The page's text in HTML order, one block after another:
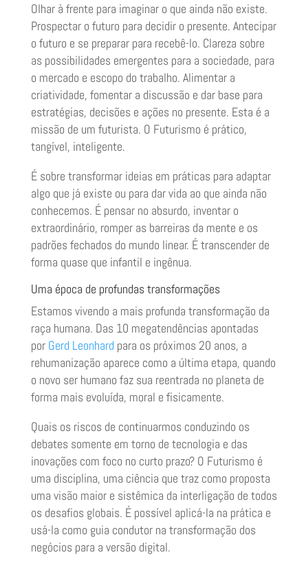
Olhar à frente para imaginar o que ainda não existe.
Prospectar o futuro para decidir o presente. Antecipar
o futuro e se preparar para recebê-lo. Clareza sobre
as possibilidades emergentes para a sociedade, para
o mercado e escopo do trabalho. Alimentar a
criatividade, fomentar a discussão e dar base para
estratégias, decisões e ações no presente. Esta é a
missão de um futurista. O Futurismo é prático,
tangível, inteligente.
É sobre transformar ideias em práticas para adaptar
algo que já existe ou para dar vida ao que ainda não
conhecemos. É pensar no absurdo, inventar o
extraordinário, romper as barreiras da mente e os
padrões fechados do mundo linear. É transcender de
forma quase que infantil e ingênua.
Uma época de profundas transformações
Estamos vivendo a mais profunda transformação da
raça humana. Das 10 megatendências apontadas
por Gerd Leonhard para os próximos 20 anos, a
rehumanização aparece como a última etapa, quando
o novo ser humano faz sua reentrada no planeta de
forma mais evoluída, moral e fisicamente.
Quais os riscos de continuarmos conduzindo os
debates somente em torno de tecnologia e das
inovações com foco no curto prazo? O Futurismo é
uma disciplina, uma ciência que traz como proposta
uma visão maior e sistêmica da interligação de todos
os desafios globais. É possível aplicá-la na prática e
usá-la como guia condutor na transformação dos
negócios para a versão digital.